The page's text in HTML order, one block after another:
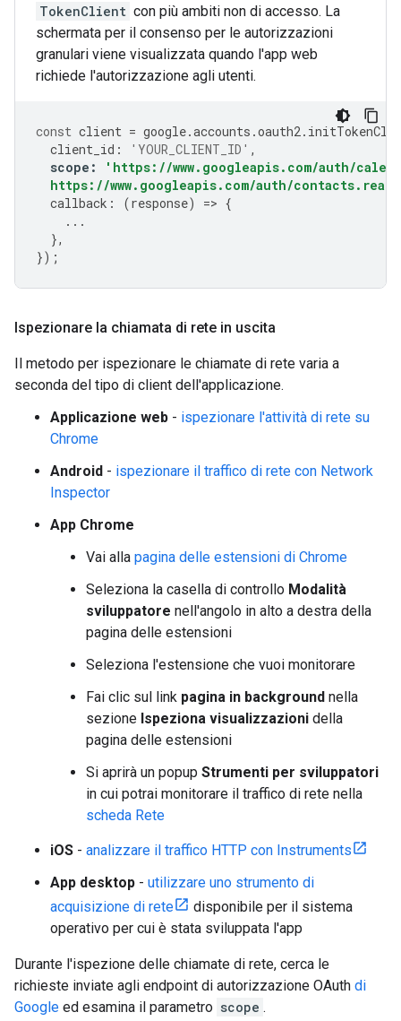
TokenClient con più ambiti non di accesso. La
schermata per il consenso per le autorizzazioni
granulari viene visualizzata quando l'app web
richiede l'autorizzazione agli utenti.
const client = google.accounts .oauth2.
client_id : 'YOUR_CLIENT_ID' ,
scope :
'https://www.googleapis.com/auth/
https://www.googleapis.com/auth/
callback : (response) => {
...
},
});
Ispezionare la chiamata di rete in uscita
Il metodo per ispezionare le chiamate di rete varia a
seconda del tipo di client dell'applicazione.
Applicazione web - ispezionare l'attività di rete su
Chrome
Android - ispezionare il traffico di rete con Network
Inspector
App Chrome
Vai alla pagina delle estensioni di Chrome
Seleziona la casella di controllo Modalità
sviluppatore nell'angolo in alto a destra della
pagina delle estensioni
Seleziona l'estensione che vuoi monitorare
Fai clic sul link pagina in background nella
sezione Ispeziona visualizzazioni della
pagina delle estensioni
Si aprirà un popup Strumenti per sviluppatori
in cui potrai monitorare il traffico di rete nella
scheda Rete
iOS - analizzare il traffico HTTP con Instruments
App desktop - utilizzare uno strumento di
acquisizione di rete
disponibile per il sistema
operativo per cui è stata sviluppata l'app
Durante l'ispezione delle chiamate di rete, cerca le
richieste inviate agli endpoint di autorizzazione OAuth di
Google ed esamina il parametro scope .